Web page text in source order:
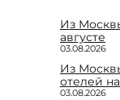
Из
августе
03.08.2026
Из
отелей
03.08.2026